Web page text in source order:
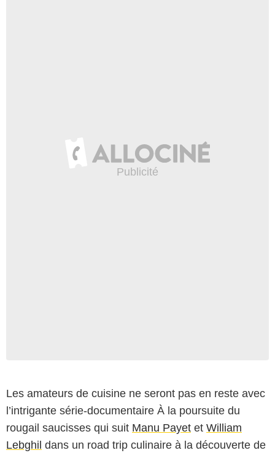
Les amateurs de cuisine ne seront pas en reste avec
l’intrigante série-documentaire À la poursuite du
rougail saucisses qui suit Manu Payet et William
Lebghil dans un road trip culinaire à la découverte de